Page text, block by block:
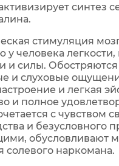
синтез
стимуляция
у человека
и силы.
и слуховые
и легкая
и полное
с чувством
и безусловного
обусловливают
солевого наркомана.